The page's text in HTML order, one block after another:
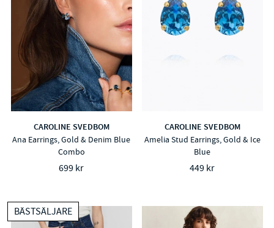
CAROLINE SVEDBOM
Ana Earrings, Gold & Denim Blue
Combo
699 kr
CAROLINE SVEDBOM
Amelia Stud Earrings, Gold & Ice
Blue
449 kr
BÄSTSÄLJARE